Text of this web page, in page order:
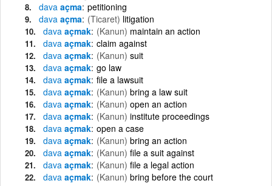
dava açma petitioning
dava açma (Ticaret) litigation
dava açmak (Kanun) maintain an action
dava açmak claim against
dava açmak (Kanun) suit
dava açmak go law
dava açmak file a lawsuit
dava açmak (Kanun) bring a law suit
dava açmak (Kanun) open an action
dava açmak (Kanun) institute proceedings
dava açmak open a case
dava açmak (Kanun) bring an action
dava açmak (Kanun) file a suit against
dava açmak (Kanun) file a legal action
dava açmak (Kanun) bring before the court